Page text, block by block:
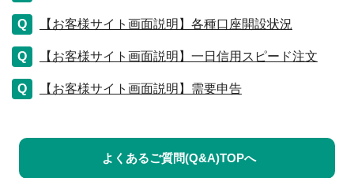
【お客様サイト画面説明】各種口座開設状況
【お客様サイト画面説明】一日信用スピード注文
【お客様サイト画面説明】需要申告
よくあるご質問(Q&A)TOPへ